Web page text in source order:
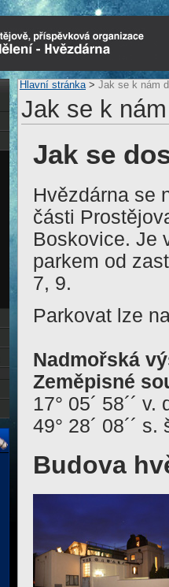
Hlavní stránka> Jak se k nám
Jak se k
Jak se
Hvězdárna se
části
Boskovice. Je
parkem od
7, 9.
Parkovat lze
Nadmořská
Zeměpisné
17° 05´ 58´´ v.
49° 28´ 08´´ s.
Budova